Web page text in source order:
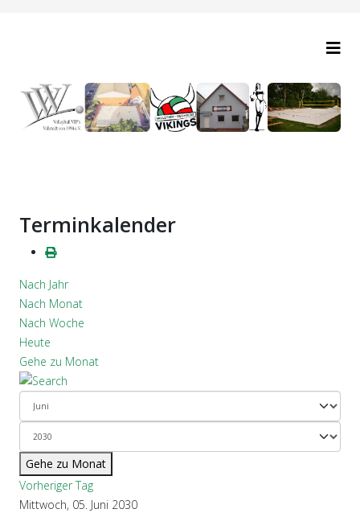
Terminkalender
Nach Jahr
Nach Monat
Nach Woche
Heute
Gehe zu Monat
Gehe zu Monat
Vorheriger Tag
Mittwoch, 05. Juni 2030